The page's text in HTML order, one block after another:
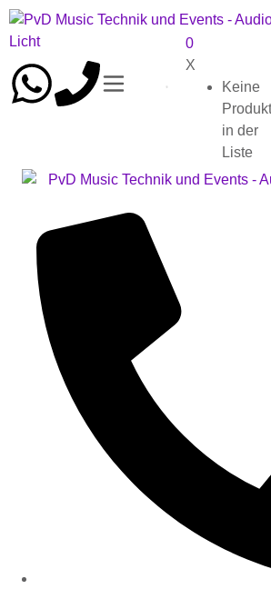
0
X
Keine
in der
Liste